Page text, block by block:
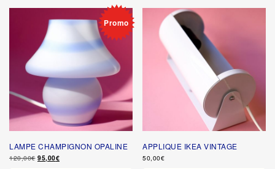
Promo
LAMPE CHAMPIGNON OPALINE
120,00€ Le
95,00€Le
APPLIQUE IKEA VINTAGE
50,00€